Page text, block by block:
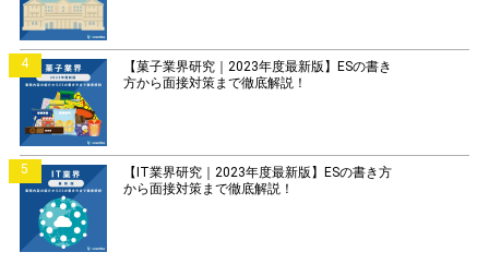
4
【菓子業界研究｜2023年度最新版】ESの書き
方から面接対策まで徹底解説！
5
【IT業界研究｜2023年度最新版】ESの書き方
から面接対策まで徹底解説！